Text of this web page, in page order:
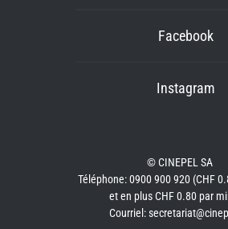
Facebook
Instagram
© CINEPEL SA
Téléphone: 0900 900 920 (CHF
et en plus CHF 0.80 par
Courriel: